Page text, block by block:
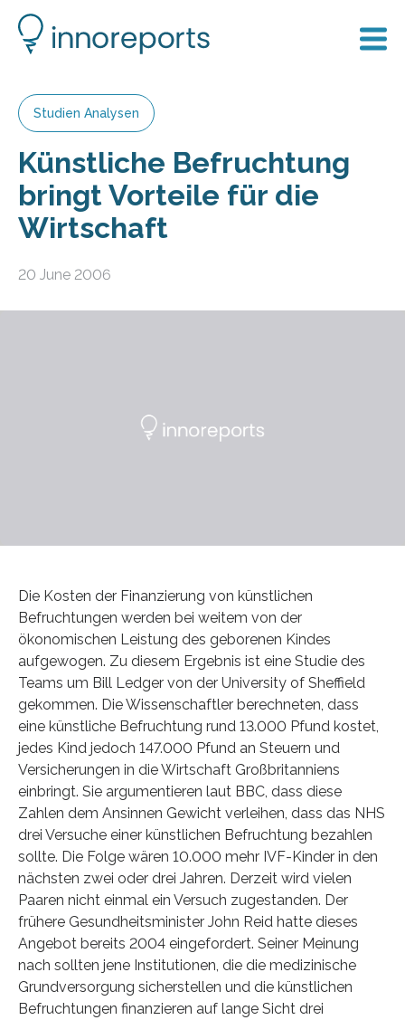
Studien Analysen
Künstliche Befruchtung
bringt Vorteile für die
Wirtschaft
20 June 2006
Die Kosten der Finanzierung von künstlichen
Befruchtungen werden bei weitem von der
ökonomischen Leistung des geborenen Kindes
aufgewogen. Zu diesem Ergebnis ist eine Studie des
Teams um Bill Ledger von der University of Sheffield
gekommen. Die Wissenschaftler berechneten, dass
eine künstliche Befruchtung rund 13.000 Pfund kostet,
jedes Kind jedoch 147.000 Pfund an Steuern und
Versicherungen in die Wirtschaft Großbritanniens
einbringt. Sie argumentieren laut BBC, dass diese
Zahlen dem Ansinnen Gewicht verleihen, dass das NHS
drei Versuche einer künstlichen Befruchtung bezahlen
sollte. Die Folge wären 10.000 mehr IVF-Kinder in den
nächsten zwei oder drei Jahren. Derzeit wird vielen
Paaren nicht einmal ein Versuch zugestanden. Der
frühere Gesundheitsminister John Reid hatte dieses
Angebot bereits 2004 eingefordert. Seiner Meinung
nach sollten jene Institutionen, die die medizinische
Grundversorgung sicherstellen und die künstlichen
Befruchtungen finanzieren auf lange Sicht drei